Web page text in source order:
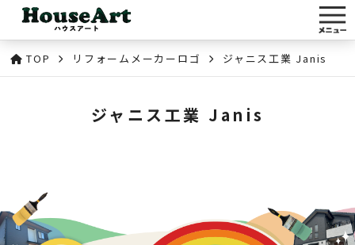
TOP リフォームメーカーロゴ ジャニス工業 Janis
ジャニス工業 Janis